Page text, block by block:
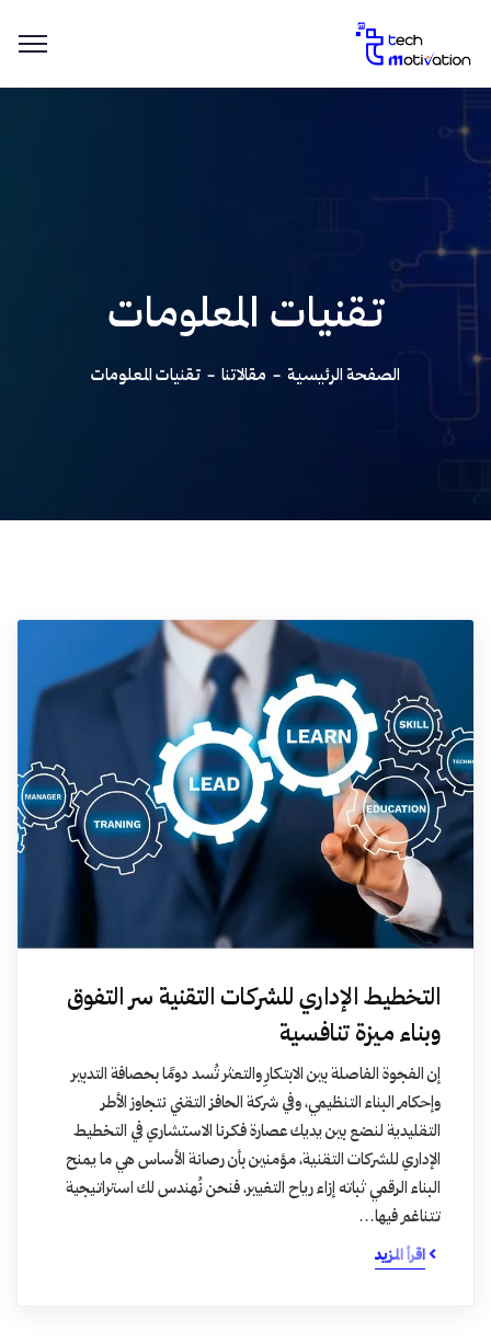
تقنيات المعلومات
الصفحة الرئيسية مقالاتنا تقنيات المعلومات
التخطيط الإداري للشركات التقنية سر التفوق
وبناء ميزة تنافسية
إن الفجوة الفاصلة بين الابتكارِ والتعثر تُسد دومًا بحصافة التدبير
وإحكام البناء التنظيمي، وفي شركة الحافز التقني نتجاوز الأطر
التقليدية لنضع بين يديك عصارة فكرنا الاستشاري في التخطيط
الإداري للشركات التقنية، مؤمنين بأن رصانة الأساس هي ما يمنح
البناء الرقمي ثباته إزاء رياح التغيير، فنحن نُهندس لك استراتيجية
تتناغم فيها…
اقرأ المزيد